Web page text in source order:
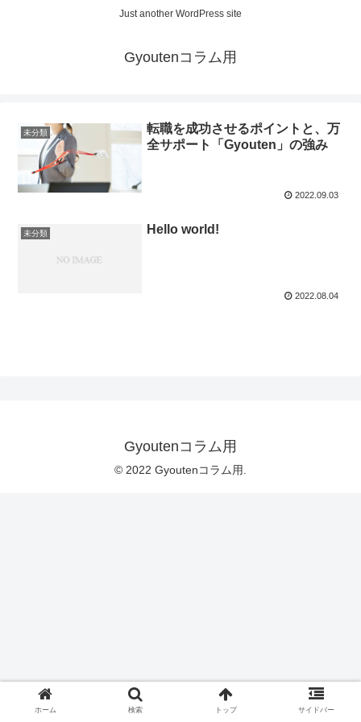
Just another WordPress site
Gyoutenコラム用
未分類
転職を成功させるポイントと、万
全サポート「Gyouten」の強み
2022.09.03
未分類 Hello world!
2022.08.04
Gyoutenコラム用
© 2022 Gyoutenコラム用.
ホーム 検索 トップ サイドバー